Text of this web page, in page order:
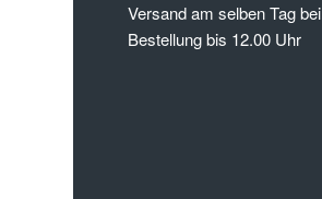
Versand am selben Tag bei
Bestellung bis 12.00 Uhr